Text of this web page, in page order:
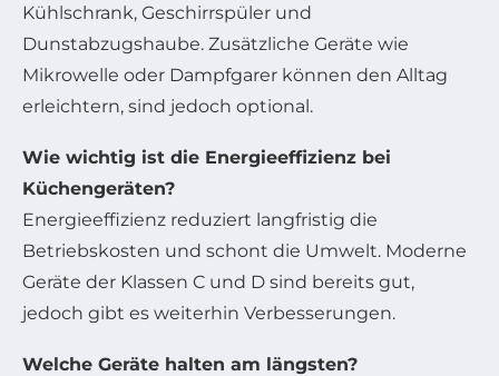
Kühlschrank, Geschirrspüler und
Dunstabzugshaube. Zusätzliche Geräte wie
Mikrowelle oder Dampfgarer können den Alltag
erleichtern, sind jedoch optional.
Wie wichtig ist die Energieeffizienz bei
Küchengeräten?
Energieeffizienz reduziert langfristig die
Betriebskosten und schont die Umwelt. Moderne
Geräte der Klassen C und D sind bereits gut,
jedoch gibt es weiterhin Verbesserungen.
Welche Geräte halten am längsten?